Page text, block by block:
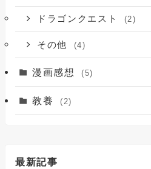
ドラゴンクエスト (2)
その他 (4)
漫画感想 (5)
教養 (2)
最新記事